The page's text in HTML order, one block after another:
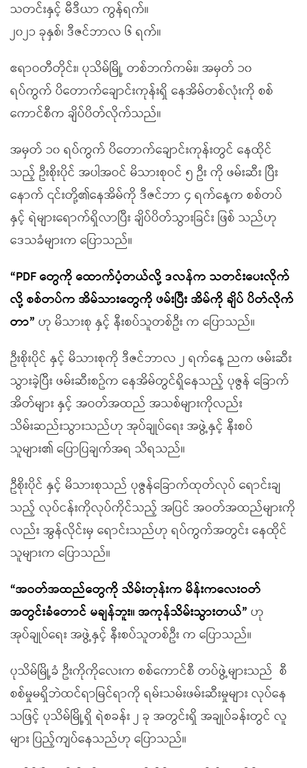
သတင်းနှင့် မီဒီယာ ကွန်ရက်။
၂၀၂၁ ခုနှစ်၊ ဒီဇင်ဘာလ ၆ ရက်။
ဧရာဝတီတိုင်း၊ ပုသိမ်မြို့ တစ်ဘက်ကမ်း၊ အမှတ် ၁၀
ရပ်ကွက် ပိတောက်ချောင်းကုန်းရှိ နေအိမ်တစ်လုံးကို စစ်
ကောင်စီက ချိပ်ပိတ်လိုက်သည်။
အမှတ် ၁၀ ရပ်ကွက် ပိတောက်ချောင်းကုန်းတွင် နေထိုင်
သည့် ဦးစိုးပိုင် အပါအဝင် မိသားစုဝင် ၅ ဦး ကို ဖမ်းဆီး ပြီး
နောက် ၎င်းတို့၏နေအိမ်ကို ဒီဇင်ဘာ ၄ ရက်နေ့က စစ်တပ်
နှင့် ရဲများရောက်ရှိလာပြီး ချိပ်ပိတ်သွားခြင်း ဖြစ် သည်ဟု
ဒေသခံများက ပြောသည်။
“PDFတွေကို ထောက်ပံ့တယ်လို့ ဒလန်က သတင်းပေးလိုက်
လို့ စစ်တပ်က အိမ်သားတွေကို ဖမ်းပြီး အိမ်ကို ချိပ် ပိတ်လိုက်
တာ” ဟု မိသားစု နှင့် နီးစပ်သူတစ်ဦး က ပြောသည်။
ဦးစိုးပိုင် နှင့် မိသားစုကို ဒီဇင်ဘာလ ၂ ရက်နေ့ ညက ဖမ်းဆီး
သွားခဲ့ပြီး ဖမ်းဆီးစဥ်က နေအိမ်တွင်ရှိနေသည့် ပုဇွန် ခြောက်
အိတ်များ နှင့် အဝတ်အထည် အသစ်များကိုလည်း
သိမ်းဆည်းသွားသည်ဟု အုပ်ချုပ်ရေး အဖွဲ့နှင့် နီးစပ်
သူများ၏ ပြောပြချက်အရ သိရသည်။
ဦစိုးပိုင် နှင့် မိသားစုသည် ပုဇွန်ခြောက်ထုတ်လုပ် ရောင်းချ
သည့် လုပ်ငန်းကိုလုပ်ကိုင်သည့် အပြင် အဝတ်အထည်များကို
လည်း အွန်လိုင်းမှ ရောင်းသည်ဟု ရပ်ကွက်အတွင်း နေထိုင်
သူများက ပြောသည်။
“အဝတ်အထည်တွေကို သိမ်းတုန်းက မိန်းကလေးဝတ်
အတွင်းခံတောင် မချန်ဘူး။ အကုန်သိမ်းသွားတယ်” ဟု
အုပ်ချုပ်ရေး အဖွဲ့နှင့် နီးစပ်သူတစ်ဦး က ပြောသည်။
ပုသိမ်မြို့ခံ ဦးကိုကိုလေးက စစ်ကောင်စီ တပ်ဖွဲ့များသည် စီ
စစ်မှုမရှိဘဲထင်ရာမြင်ရာကို ရမ်းသမ်းဖမ်းဆီးမှုများ လုပ်နေ
သဖြင့် ပုသိမ်မြို့ရှိ ရဲစခန်း ၂ ခု အတွင်းရှိ အချုပ်ခန်းတွင် လူ
များ ပြည့်ကျပ်နေသည်ဟု ပြောသည်။